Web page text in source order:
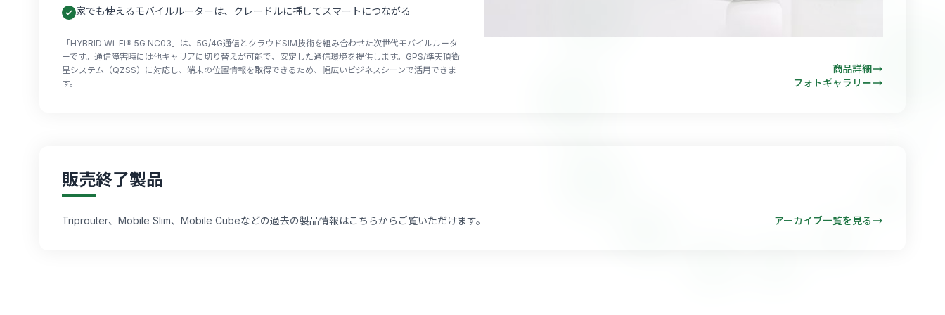
家でも使えるモバイルルーターは、クレードルに挿してスマートにつながる
「HYBRID Wi-Fi® 5G NC03」は、5G/4G通信とクラウドSIM技術を組み合わせた次世代モバイルルータ
ーです。通信障害時には他キャリアに切り替えが可能で、安定した通信環境を提供します。GPS/準天頂衛
星システム（QZSS）に対応し、端末の位置情報を取得できるため、幅広いビジネスシーンで活用できま
す。
商品詳細
フォトギャラリー
販売終了製品
Triprouter、Mobile Slim、Mobile Cubeなどの過去の製品情報はこちらからご覧いただけます。 アーカイブ一覧を見る